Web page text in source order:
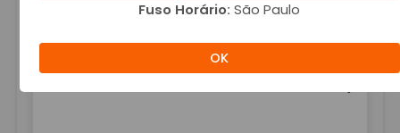
Fuso Horário: São Paulo
OK